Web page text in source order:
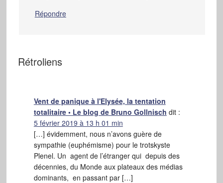
Répondre
Rétroliens
Vent de panique à l'Elysée, la tentation
totalitaire • Le blog de Bruno Gollnisch dit :
5 février 2019 à 13 h 01 min
[…] évidemment, nous n’avons guère de
sympathie (euphémisme) pour le trotskyste
Plenel. Un agent de l’étranger qui depuis des
décennies, du Monde aux plateaux des médias
dominants, en passant par […]